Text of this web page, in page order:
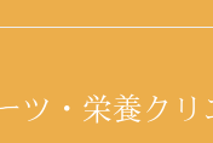
・栄養クリ